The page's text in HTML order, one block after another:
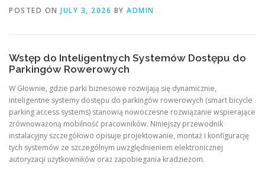
POSTED ON JULY 3, 2026 BY ADMIN
Wstęp do Inteligentnych Systemów Dostępu do
Parkingów Rowerowych
W Głownie, gdzie parki biznesowe rozwijają się dynamicznie,
inteligentne systemy dostępu do parkingów rowerowych (smart bicycle
parking access systems) stanowią nowoczesne rozwiązanie wspierające
zrównoważoną mobilność pracowników. Niniejszy przewodnik
instalacyjny szczegółowo opisuje projektowanie, montaż i konfigurację
tych systemów ze szczególnym uwzględnieniem elektronicznej
autoryzacji użytkowników oraz zapobiegania kradzieżom.